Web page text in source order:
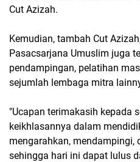
Cut Azizah.
Kemudian, tambah Cut
Pasacsarjana Umuslim juga
pendampingan, pelatihan
sejumlah lembaga mitra
"Ucapan terimakasih kepada
keikhlasannya dalam
mengarahkan,
sehingga hari ini dapat lulus